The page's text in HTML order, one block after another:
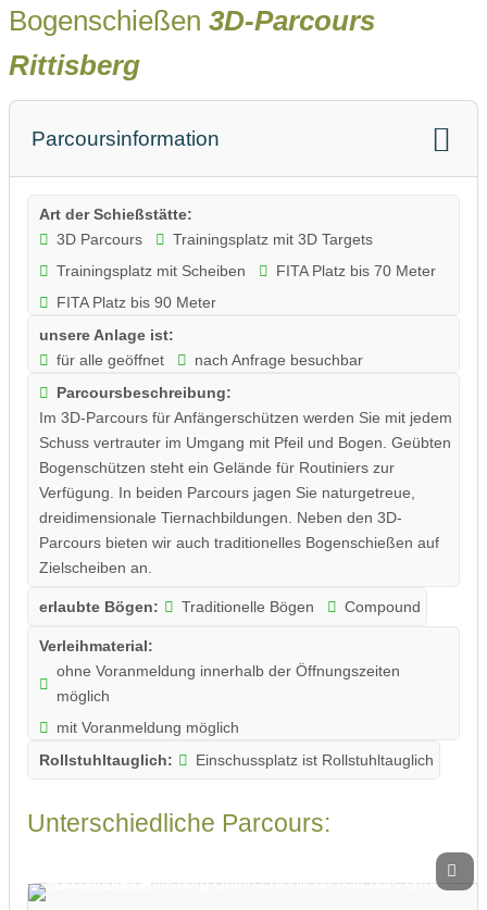
Bogenschießen 3D-Parcours
Rittisberg
Parcoursinformation
Art der Schießstätte:
3D Parcours
Trainingsplatz mit 3D Targets
Trainingsplatz mit Scheiben
FITA Platz bis 70 Meter
FITA Platz bis 90 Meter
unsere Anlage ist:
für alle geöffnet
nach Anfrage besuchbar
Parcoursbeschreibung:
Im 3D-Parcours für Anfängerschützen werden Sie mit jedem
Schuss vertrauter im Umgang mit Pfeil und Bogen. Geübten
Bogenschützen steht ein Gelände für Routiniers zur
Verfügung. In beiden Parcours jagen Sie naturgetreue,
dreidimensionale Tiernachbildungen. Neben den 3D-
Parcours bieten wir auch traditionelles Bogenschießen auf
Zielscheiben an.
erlaubte Bögen: Traditionelle Bögen Compound
Verleihmaterial:
ohne Voranmeldung innerhalb der Öffnungszeiten
möglich
mit Voranmeldung möglich
Rollstuhltauglich:
Einschussplatz ist Rollstuhltauglich
Unterschiedliche Parcours: